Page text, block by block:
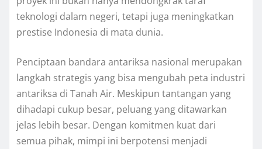
teknologi dalam negeri, tetapi juga meningkatkan
prestise Indonesia di mata dunia.
Penciptaan bandara antariksa nasional merupakan
langkah strategis yang bisa mengubah peta industri
antariksa di Tanah Air. Meskipun tantangan yang
dihadapi cukup besar, peluang yang ditawarkan
jelas lebih besar. Dengan komitmen kuat dari
semua pihak, mimpi ini berpotensi menjadi